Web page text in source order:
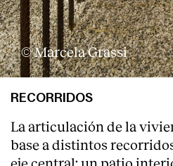
© Marcela Grassi
RECORRIDOS
La articulación de la
base a distintos
eje central: un patio